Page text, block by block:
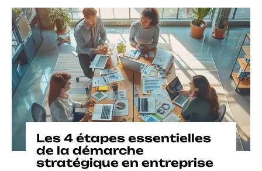
Les 4 étapes essentielles
de la démarche
stratégique en entreprise